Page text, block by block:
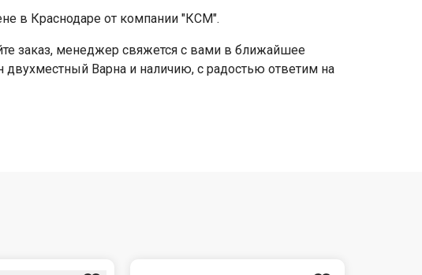
в Краснодаре от компании "КСМ".
заказ, менеджер свяжется с вами в ближайшее
двухместный Варна и наличию, с радостью ответим на